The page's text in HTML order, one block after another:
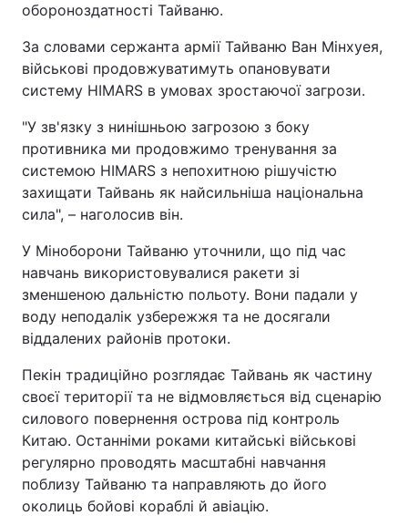
обороноздатності Тайваню.
За словами сержанта армії Тайваню Ван Мінхуея,
військові продовжуватимуть опановувати
систему HIMARS в умовах зростаючої загрози.
"У зв'язку з нинішньою загрозою з боку
противника ми продовжимо тренування за
системою HIMARS з непохитною рішучістю
захищати Тайвань як найсильніша національна
сила", – наголосив він.
У Міноборони Тайваню уточнили, що під час
навчань використовувалися ракети зі
зменшеною дальністю польоту. Вони падали у
воду неподалік узбережжя та не досягали
віддалених районів протоки.
Пекін традиційно розглядає Тайвань як частину
своєї території та не відмовляється від сценарію
силового повернення острова під контроль
Китаю. Останніми роками китайські військові
регулярно проводять масштабні навчання
поблизу Тайваню та направляють до його
околиць бойові кораблі й авіацію.